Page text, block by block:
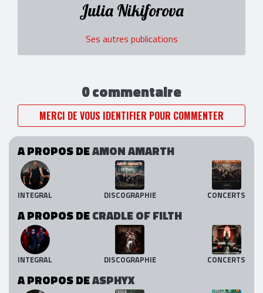
Julia Nikiforova
Ses autres publications
0 commentaire
MERCI DE VOUS IDENTIFIER POUR COMMENTER
A PROPOS DEAMON AMARTH
INTEGRAL DISCOGRAPHIE CONCERTS
A PROPOS DECRADLE OF FILTH
INTEGRAL DISCOGRAPHIE CONCERTS
A PROPOS DEASPHYX